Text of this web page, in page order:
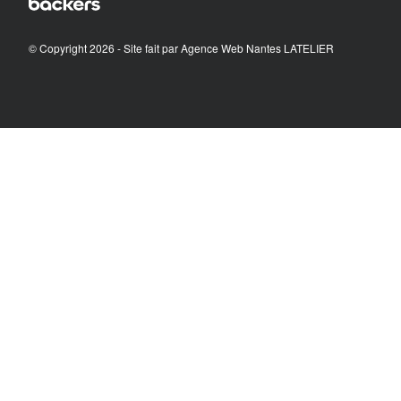
© Copyright 2026 - Site fait parAgence Web Nantes LATELIER